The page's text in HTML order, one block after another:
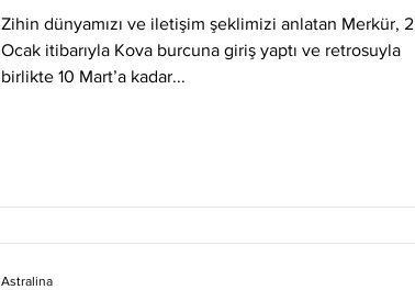
Zihin dünyamızı ve iletişim şeklimizi anlatan Merkür, 2
Ocak itibarıyla Kova burcuna giriş yaptı ve retrosuyla
birlikte 10 Mart’a kadar...
Astralina